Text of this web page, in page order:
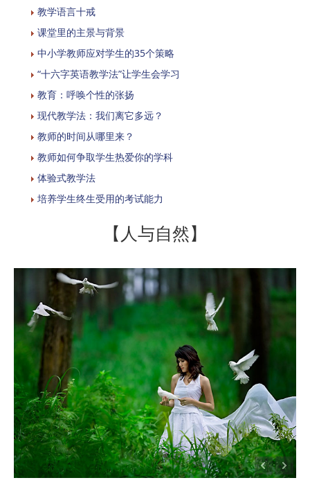
教学语言十戒
课堂里的主景与背景
中小学教师应对学生的35个策略
“十六字英语教学法”让学生会学习
教育：呼唤个性的张扬
现代教学法：我们离它多远？
教师的时间从哪里来？
教师如何争取学生热爱你的学科
体验式教学法
培养学生终生受用的考试能力
【人与自然】